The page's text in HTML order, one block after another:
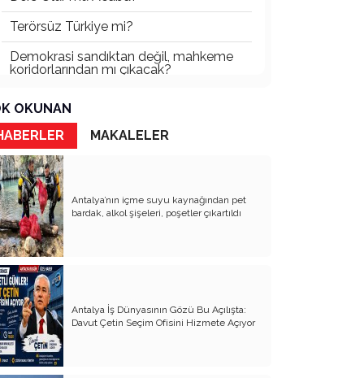
Terörsüz Türkiye mi?
Demokrasi sandıktan değil, mahkeme
koridorlarından mı çıkacak?
Gazetecinin kaderi!..
Turizmde Herşey Dahil Sistemi
tartışılmalı
MB Başkanı ve Şimşek’e
Padişahın Vergi Deneyi!..
Erdoğan ve Özel’e açık mektup!..
Bahçeli siyasetin zirvesine oturdu!..
Artık yeter!.. Başka Antalya yok!..
Milli Eğitim cemaatlere mi teslim
ediliyor?
Liyakatın Gözyaşları!..
OKUNAN
MAKALELER
Antalya’nın içme suyu kaynağından pet
bardak, alkol şişeleri, poşetler çıkartıldı
Antalya İş Dünyasının Gözü Bu Açılışta:
Davut Çetin Seçim Ofisini Hizmete Açıyor